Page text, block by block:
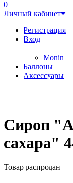
0
Личный кабинет
Регистрация
Вход
Monin
Баллоны
Аксессуары
Сироп
сахара"
Товар распродан